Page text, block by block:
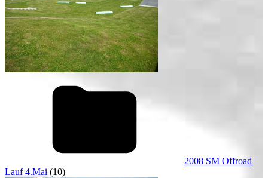
2008 SM Offroad
Lauf 4.Mai (10)